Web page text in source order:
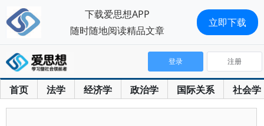
首页 法学 经济学 政治学 国际关系 社会学
登录 注册
下载爱思想APP
随时随地阅读精品文章
立即下载